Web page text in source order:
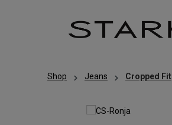
Shop Jeans Cropped Fit